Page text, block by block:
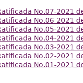
No.07-2021
No.06-2021
No.05-2021
No.04-2021
No.03-2021
No.02-2021
No.01-2021